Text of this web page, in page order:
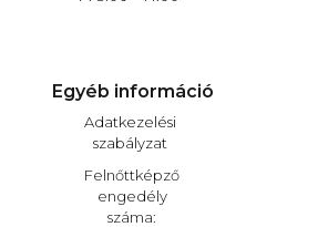
Egyéb információ
Adatkezelési
szabályzat
Felnőttképző
engedély
száma: